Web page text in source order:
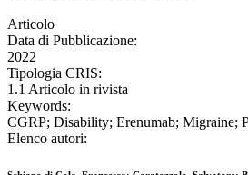
Articolo
Data di Pubblicazione:
2022
Tipologia CRIS:
1.1 Articolo in rivista
Keywords:
CGRP; Disability; Erenumab; Migraine;
Elenco autori: